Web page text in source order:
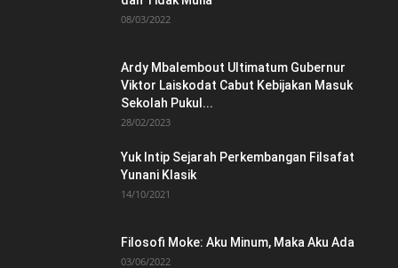
08/03/2022
Ardy Mbalembout Ultimatum Gubernur
Viktor Laiskodat Cabut Kebijakan Masuk
Sekolah Pukul...
28/02/2023
Yuk Intip Sejarah Perkembangan Filsafat
Yunani Klasik
14/10/2021
Filosofi Moke: Aku Minum, Maka Aku Ada
03/06/2022